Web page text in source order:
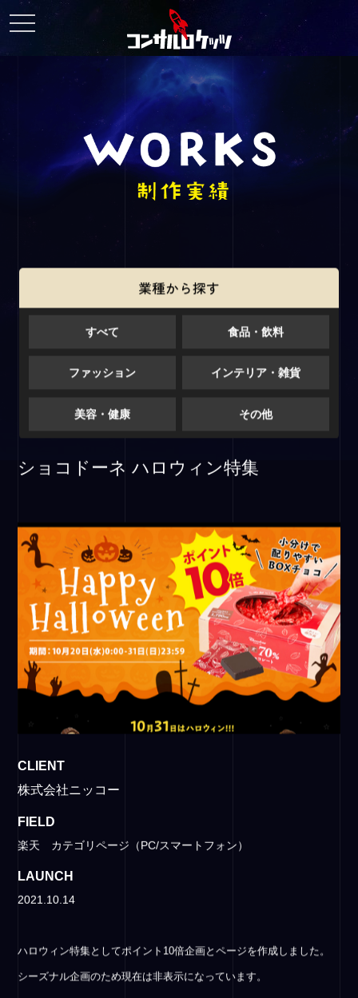
toggle
navigation
業種から探す
すべて 食品・飲料
ファッション インテリア・雑貨
美容・健康 その他
ショコドーネ ハロウィン特集
CLIENT
株式会社ニッコー
FIELD
楽天 カテゴリページ（PC/スマートフォン）
LAUNCH
2021.10.14
ハロウィン特集としてポイント10倍企画とページを作成しました。
シーズナル企画のため現在は非表示になっています。